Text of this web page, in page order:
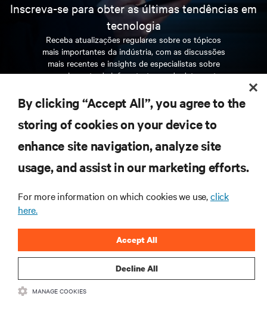
Inscreva-se para obter as últimas tendências em
tecnologia
Receba atualizações regulares sobre os tópicos
mais importantes da indústria, com as discussões
mais recentes e insights de especialistas sobre
gerenciamento de infraestrutura e de data center.
INSCREVA-SE AGORA
RECURSOS
CORPORATIVO
CONECTE-SE CONOSCO
By clicking “Accept All”, you agree to the
storing of cookies on your device to
enhance site navigation, analyze site
usage, and assist in our marketing efforts.
For more information on which cookies we use,click
here.
Decline All
Accept All
MANAGE COOKIES